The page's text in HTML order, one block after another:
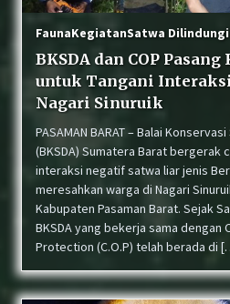
FaunaKegiatanSatwa Dilindungi
BKSDA dan COP Pasang
untuk Tangani
Nagari Sinuruik
PASAMAN BARAT – Balai
(BKSDA) Sumatera Barat bergerak
interaksi negatif satwa liar jenis
meresahkan warga di Nagari
Kabupaten Pasaman Barat. Sejak
BKSDA yang bekerja sama dengan
Protection (C.O.P) telah berada di